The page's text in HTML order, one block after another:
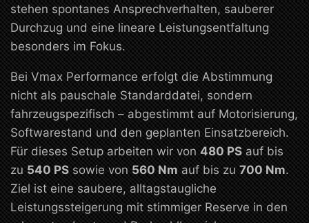
stehen spontanes Ansprechverhalten, sauberer
Durchzug und eine lineare Leistungsentfaltung
besonders im Fokus.
Bei Vmax Performance erfolgt die Abstimmung
nicht als pauschale Standarddatei, sondern
fahrzeugspezifisch – abgestimmt auf Motorisierung,
Softwarestand und den geplanten Einsatzbereich.
Für dieses Setup arbeiten wir von 480 PS auf bis
zu 540 PS sowie von 560 Nm auf bis zu 700 Nm.
Ziel ist eine saubere, alltagstaugliche
Leistungssteigerung mit stimmiger Reserve in den